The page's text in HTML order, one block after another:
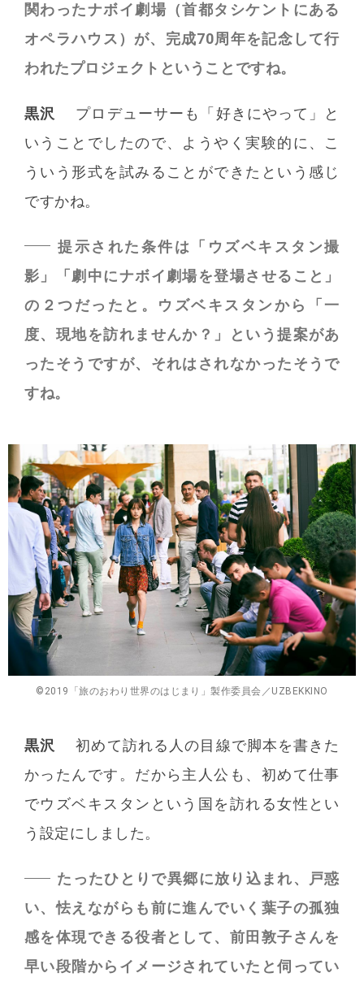
関わったナボイ劇場（首都タシケントにある
オペラハウス）が、完成70周年を記念して行
われたプロジェクトということですね。
黒沢
プロデューサーも「好きにやって」と
いうことでしたので、ようやく実験的に、こ
ういう形式を試みることができたという感じ
ですかね。
提示された条件は「ウズベキスタン撮
影」「劇中にナボイ劇場を登場させること」
の２つだったと。ウズベキスタンから「一
度、現地を訪れませんか？」という提案があ
ったそうですが、それはされなかったそうで
すね。
©2019「旅のおわり世界のはじまり」製作委員会／UZBEKKINO
黒沢
初めて訪れる人の目線で脚本を書きた
かったんです。だから主人公も、初めて仕事
でウズベキスタンという国を訪れる女性とい
う設定にしました。
たったひとりで異郷に放り込まれ、戸惑
い、怯えながらも前に進んでいく葉子の孤独
感を体現できる役者として、前田敦子さんを
早い段階からイメージされていたと伺ってい